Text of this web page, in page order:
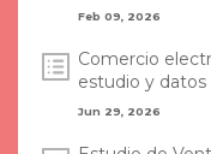
Feb 09, 2026
Comercio
estudio y datos
Jun 29, 2026